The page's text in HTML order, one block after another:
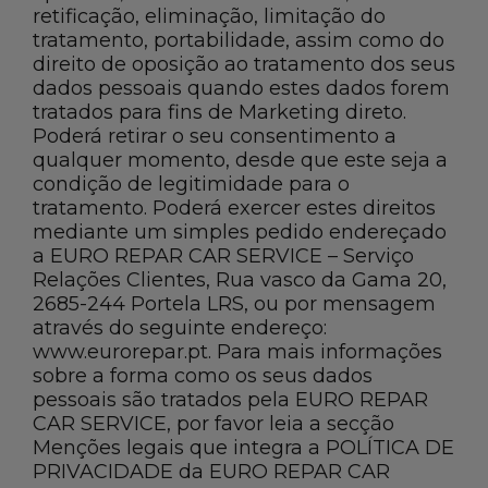
retificação, eliminação, limitação do
tratamento, portabilidade, assim como do
direito de oposição ao tratamento dos seus
dados pessoais quando estes dados forem
tratados para fins de Marketing direto.
Poderá retirar o seu consentimento a
qualquer momento, desde que este seja a
condição de legitimidade para o
tratamento. Poderá exercer estes direitos
mediante um simples pedido endereçado
a EURO REPAR CAR SERVICE – Serviço
Relações Clientes, Rua vasco da Gama 20,
2685-244 Portela LRS, ou por mensagem
através do seguinte endereço:
www.eurorepar.pt. Para mais informações
sobre a forma como os seus dados
pessoais são tratados pela EURO REPAR
CAR SERVICE, por favor leia a secção
Menções legais que integra a POLÍTICA DE
PRIVACIDADE da EURO REPAR CAR